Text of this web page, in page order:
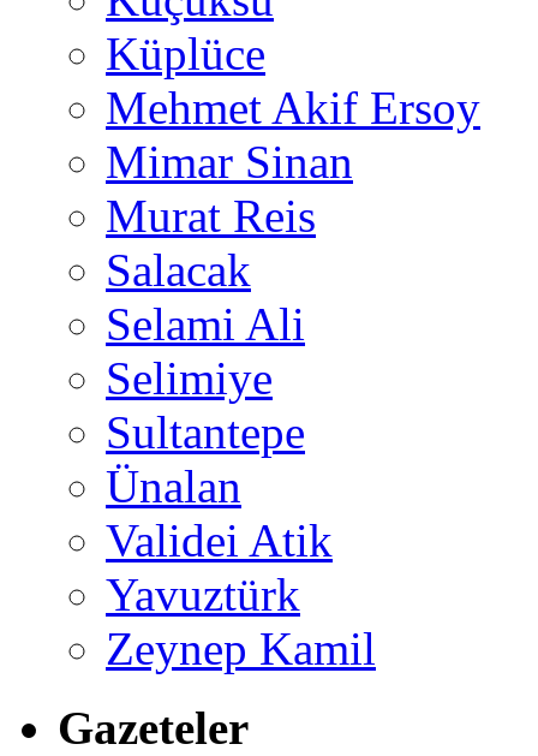
Küplüce
Mehmet Akif Ersoy
Mimar Sinan
Murat Reis
Salacak
Selami Ali
Selimiye
Sultantepe
Ünalan
Validei Atik
Yavuztürk
Zeynep Kamil
Gazeteler